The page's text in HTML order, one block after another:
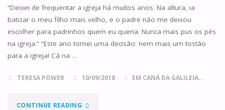
COMBOIOS
E
NÓS"
“Deixei de frequentar a igreja há muitos anos. Na altura, ia
batizar o meu filho mais velho, e o padre não me deixou
escolher para padrinhos quem eu queria. Nunca mais pus os pés
na igreja.” “Este ano tomei uma decisão: nem mais um tostão
para a igreja! Cá na …
TERESA POWER 10/09/2018 EM CANÁ DA GALILEIA...
CONTINUE READING"FOI